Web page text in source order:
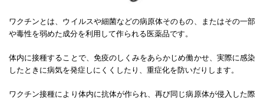
ワクチンとは、ウイルスや細菌などの病原体そのもの、またはその一部
や毒性を弱めた成分を利用して作られる医薬品です。
体内に接種することで、免疫のしくみをあらかじめ働かせ、実際に感染
したときに病気を発症しにくくしたり、重症化を防いだりします。
ワクチン接種により体内に抗体が作られ、再び同じ病原体が侵入した際